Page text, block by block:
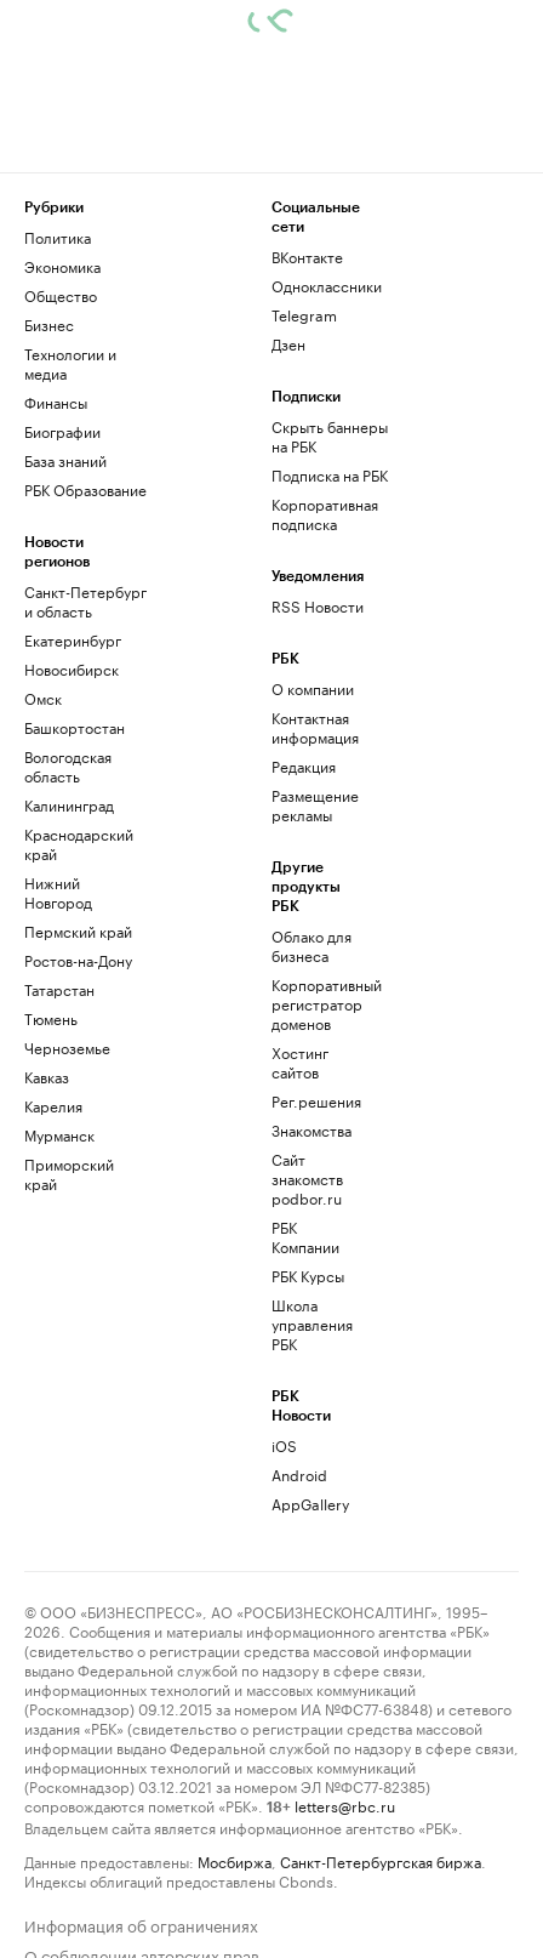
Рубрики
Политика
Экономика
Общество
Бизнес
Технологии и
медиа
Финансы
Биографии
База знаний
РБК Образование
Новости
регионов
Санкт-Петербург
и область
Екатеринбург
Новосибирск
Омск
Башкортостан
Вологодская
область
Калининград
Краснодарский
край
Нижний
Новгород
Пермский край
Ростов-на-Дону
Татарстан
Тюмень
Черноземье
Кавказ
Карелия
Мурманск
Приморский
край
Социальные
сети
ВКонтакте
Одноклассники
Telegram
Дзен
Подписки
Скрыть баннеры
на РБК
Подписка на РБК
Корпоративная
подписка
Уведомления
RSS Новости
РБК
О компании
Контактная
информация
Редакция
Размещение
рекламы
Другие
продукты
РБК
Облако для
бизнеса
Корпоративный
регистратор
доменов
Хостинг
сайтов
Рег.решения
Знакомства
Сайт
знакомств
podbor.ru
РБК
Компании
РБК Курсы
Школа
управления
РБК
РБК
Новости
iOS
Android
AppGallery
© ООО «БИЗНЕСПРЕСС», АО «РОСБИЗНЕСКОНСАЛТИНГ», 1995–
2026. Сообщения и материалы информационного агентства «РБК»
(свидетельство о регистрации средства массовой информации
выдано Федеральной службой по надзору в сфере связи,
информационных технологий и массовых коммуникаций
(Роскомнадзор) 09.12.2015 за номером ИА №ФС77-63848) и сетевого
издания «РБК» (свидетельство о регистрации средства массовой
информации выдано Федеральной службой по надзору в сфере связи,
информационных технологий и массовых коммуникаций
(Роскомнадзор) 03.12.2021 за номером ЭЛ №ФС77-82385)
сопровождаются пометкой «РБК».
18+ letters@rbc.ru
Владельцем сайта является информационное агентство «РБК».
Данные предоставлены: Мосбиржа Санкт-Петербургская биржа
Индексы облигаций предоставлены Cbonds.
Информация об ограничениях